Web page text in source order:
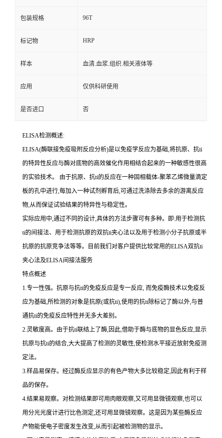
包装规格 96T
标记物 HRP
样本 血清.血浆.组织.相关液体等
应用 仅供科研使用
是否进口 否
ELISA检测概述:
ELISA(酶联接免疫吸附反应分析)是以免疫学反应为基础,将抗原、 抗ti
的特异性反应与酶对底物的高效催化作用相结合起来的一种敏感性很高
的实验技术。
由于抗原、 抗ti的反应在一种固相载体-聚苯乙烯微量滴定
板的孔中进行,每加入一种试剂孵育后,可通过洗涤除去多余的游离反应
物,从而保证试验结果的特异性与稳定性。
实际应用中,通过不同的设计,具体的方法步骤可有多种。即:用于检测抗
ti的间接法、用于检测抗原的双抗ti夹心法以及用于检测小分子抗原或半
抗原的抗原竞争法等等。目前我们对客户提供比较常用的ELISA双抗ti
夹心法及ELISA间接法服务
特点概述
1.专一性强。抗原与抗ti的免疫反应是专一反应, 而免疫酶技术以免疫反
应为基础,所检测的对象是抗原(或抗ti),使用的抗ti除标记了酶以外,与普
通抗ti的免疫反应特性并无多大差别。
2.灵敏度高。由于抗ti联结上了酶,因此,借助于酶与底物的显色反应,显示
抗原与抗ti的结合,大大提高了检测的灵敏性,使检测水平接近放射免疫测
定法。
3.样品易保存。经过酶反应显示的有色产物大多比较稳定,因此有利于样
品的保存。
4.结果易观察。对检测结果即可用肉眼观察,又可用显微镜观察,也可以
用分光光度计进行比色测定,还可用显微镜观察。这是因为某些酶反应
产物能使电子密度发生改变,从而引起被检测物的显示。